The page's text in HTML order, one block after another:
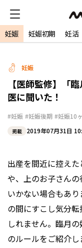
妊娠 妊娠初期 妊活
妊娠
【医師監修】「
医に聞いた！
#妊娠 #妊娠後期 #妊娠10
掲載 2019年07月31日
出産を間近に控え
や、上のお子さん
いかない場合もあ
の間にすこし気分
しれません。臨月
のルールをご紹介し